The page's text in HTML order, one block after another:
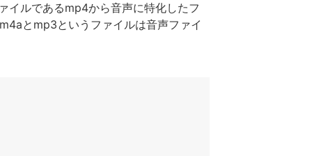
イルであるmp4から音声に特化したフ
とmp3というファイルは音声ファイ